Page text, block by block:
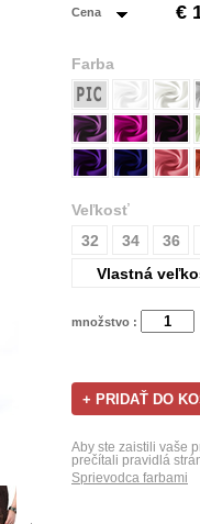
Cena €
Farba
Veľkosť
32
34 36
Vlastná
množstvo :
Aby ste zaistili vaše
prečítali pravidlá
Sprievodca farbami